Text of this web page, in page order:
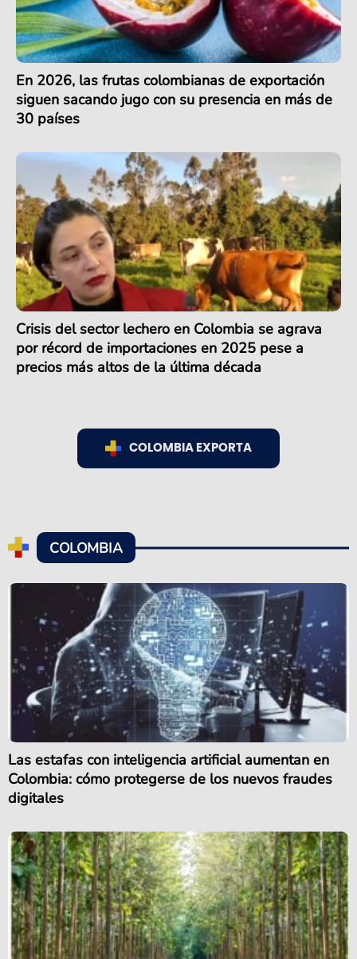
En 2026, las frutas colombianas de exportación
siguen sacando jugo con su presencia en más de
30 países
Crisis del sector lechero en Colombia se agrava
por récord de importaciones en 2025 pese a
precios más altos de la última década
COLOMBIA EXPORTA
COLOMBIA
Las estafas con inteligencia artificial aumentan en
Colombia: cómo protegerse de los nuevos fraudes
digitales